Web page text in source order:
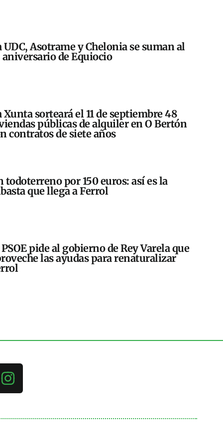
UDC, Asotrame y Chelonia se suman al
aniversario de Equiocio
Xunta sorteará el 11 de septiembre 48
públicas de alquiler en O Bertón
contratos de siete años
todoterreno por 150 euros: así es la
que llega a Ferrol
pide al gobierno de Rey Varela que
las ayudas para renaturalizar